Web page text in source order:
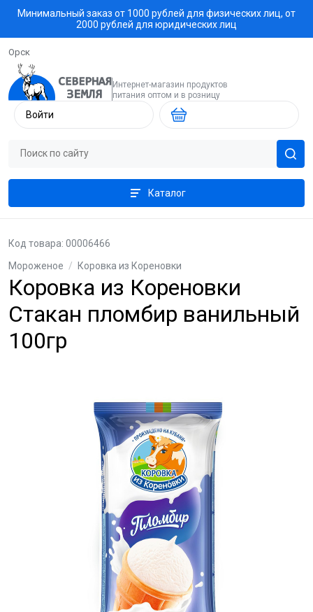
Минимальный заказ от 1000 рублей для физических лиц, от
2000 рублей для юридических лиц
Орск
Интернет-магазин продуктов
питания оптом и в розницу
Войти
Каталог
Мороженое / Коровка из Кореновки
Коровка из Кореновки
Стакан пломбир ванильный
100гр
Код товара: 00006466